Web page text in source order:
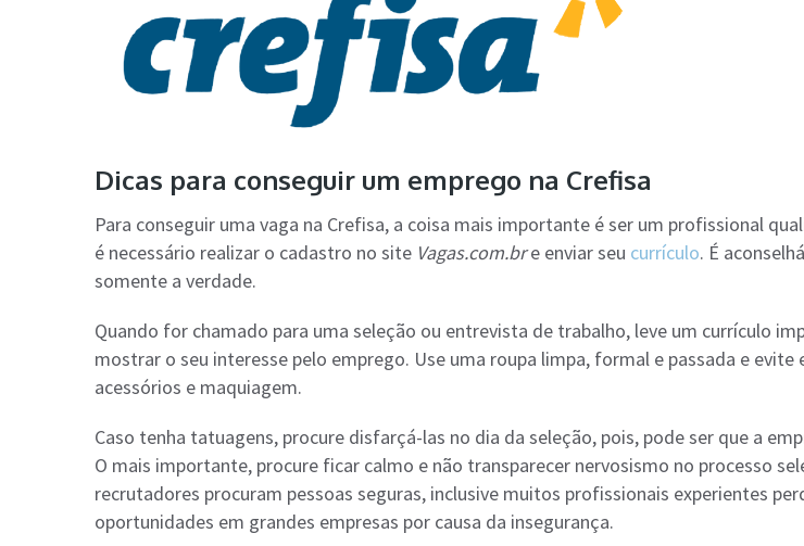
Dicas para conseguir um emprego na Crefisa
Para conseguir uma vaga na Crefisa, a coisa mais importante é ser um profissional
é necessário realizar o cadastro no site Vagas.com.bre enviar seu currículo. É
somente a verdade.
Quando for chamado para uma seleção ou entrevista de trabalho, leve um currículo
mostrar o seu interesse pelo emprego. Use uma roupa limpa, formal e passada e evite
acessórios e maquiagem.
Caso tenha tatuagens, procure disfarçá-las no dia da seleção, pois, pode ser que a
O mais importante, procure ficar calmo e não transparecer nervosismo no processo
recrutadores procuram pessoas seguras, inclusive muitos profissionais experientes
oportunidades em grandes empresas por causa da insegurança.